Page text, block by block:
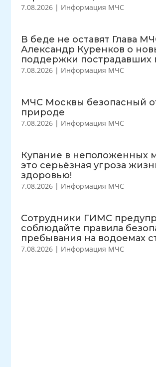
7.08.2026 | Информация МЧС
В беде не оставят Глава
Александр Куренков о
поддержки пострадавших
7.08.2026 | Информация МЧС
МЧС Москвы безопасный
природе
7.08.2026 | Информация МЧС
Купание в неположенных
это серьёзная угроза
здоровью!
7.08.2026 | Информация МЧС
Сотрудники ГИМС
соблюдайте правила
пребывания на водоемах
7.08.2026 | Информация МЧС